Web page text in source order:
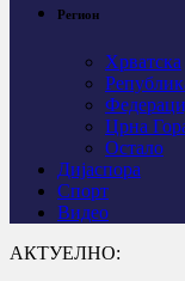
Регион
Хрватска
Црна
Остало
Дијаспора
Спорт
Видео
АКТУЕЛНО: